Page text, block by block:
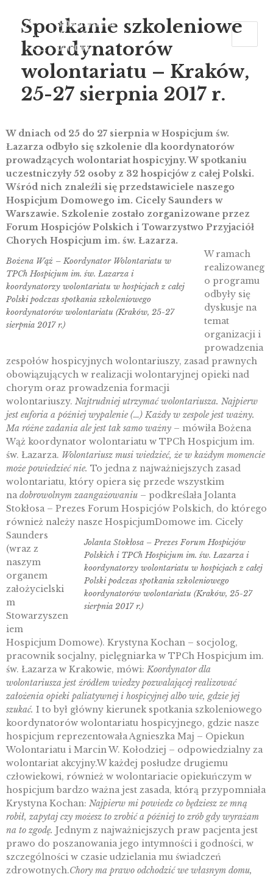
Spotkanie szkoleniowe
koordynatorów
wolontariatu – Kraków,
25-27 sierpnia 2017 r.
W dniach od 25 do 27 sierpnia w Hospicjum św.
Łazarza odbyło się szkolenie dla koordynatorów
prowadzących wolontariat hospicyjny. W spotkaniu
uczestniczyły 52 osoby z 32 hospicjów z całej Polski.
Wśród nich znaleźli się przedstawiciele naszego
Hospicjum Domowego im. Cicely Saunders w
Warszawie. Szkolenie zostało zorganizowane przez
Forum Hospicjów Polskich i Towarzystwo Przyjaciół
Chorych Hospicjum im. św. Łazarza.
Bożena Wąż – Koordynator Wolontariatu w
TPCh Hospicjum im. św. Łazarza i
koordynatorzy wolontariatu w hospicjach z całej
Polski podczas spotkania szkoleniowego
koordynatorów wolontariatu (Kraków, 25-27
sierpnia 2017 r.)
W ramach
realizowaneg
o programu
odbyły się
dyskusje na
temat
organizacji i
prowadzenia
zespołów hospicyjnych wolontariuszy, zasad prawnych
obowiązujących w realizacji wolontaryjnej opieki nad
chorym oraz prowadzenia formacji
wolontariuszy. Najtrudniej utrzymać wolontariusza. Najpierw
jest euforia a później wypalenie (…) Każdy w zespole jest ważny.
Ma różne zadania ale jest tak samo ważny – mówiła Bożena
Wąż koordynator wolontariatu w TPCh Hospicjum im.
św. Łazarza. Wolontariusz musi wiedzieć, że w każdym momencie
może powiedzieć nie. To jedna z najważniejszych zasad
wolontariatu, który opiera się przede wszystkim
na dobrowolnym zaangażowaniu – podkreślała Jolanta
Stokłosa – Prezes Forum Hospicjów Polskich, do którego
również należy nasze Hospicjum
Jolanta Stokłosa – Prezes Forum Hospicjów
Polskich i TPCh Hospicjum im. św. Łazarza i
koordynatorzy wolontariatu w hospicjach z całej
Polski podczas spotkania szkoleniowego
koordynatorów wolontariatu (Kraków, 25-27
sierpnia 2017 r.)
Domowe im. Cicely
Saunders
(wraz z
naszym
organem
założycielski
m
Stowarzyszen
iem
Hospicjum Domowe). Krystyna Kochan – socjolog,
pracownik socjalny, pielęgniarka w TPCh Hospicjum im.
św. Łazarza w Krakowie, mówi: Koordynator dla
wolontariusza jest źródłem wiedzy pozwalającej realizować
założenia opieki paliatywnej i hospicyjnej albo wie, gdzie jej
szukać. I to był główny kierunek spotkania szkoleniowego
koordynatorów wolontariatu hospicyjnego, gdzie nasze
hospicjum reprezentowała Agnieszka Maj – Opiekun
Wolontariatu i Marcin W. Kołodziej – odpowiedzialny za
wolontariat akcyjny.W każdej posłudze drugiemu
człowiekowi, również w wolontariacie opiekuńczym w
hospicjum bardzo ważna jest zasada, którą przypomniała
Krystyna Kochan: Najpierw mi powiedz co będziesz ze mną
robił, zapytaj czy możesz to zrobić a później to zrób gdy wyrażam
na to zgodę. Jednym z najważniejszych praw pacjenta jest
prawo do poszanowania jego intymności i godności, w
szczególności w czasie udzielania mu świadczeń
zdrowotnych.Chory ma prawo odchodzić we własnym domu,